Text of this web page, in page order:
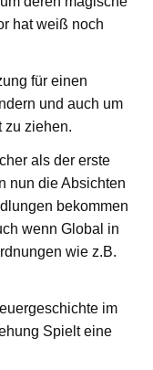
hat weiß noch
für einen
und auch um
zu ziehen.
als der erste
nun die Absichten
bekommen
wenn Global in
wie z.B.
im
Spielt eine